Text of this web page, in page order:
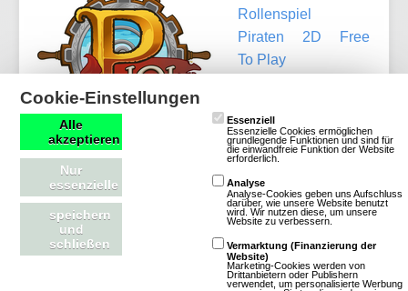
Rollenspiel
Piraten
2D
Free
To Play
Mehr über Pirate 101
Piratengame
Cookie-Einstellungen
Alle
akzeptieren
Nur
essenzielle
speichern
und
schließen
Essenziell
Essenzielle Cookies ermöglichen
grundlegende Funktionen und sind für
die einwandfreie Funktion der Website
erforderlich.
Analyse
Analyse-Cookies geben uns Aufschluss
darüber, wie unsere Website benutzt
wird. Wir nutzen diese, um unsere
Website zu verbessern.
Vermarktung (Finanzierung der
Website)
Marketing-Cookies werden von
Drittanbietern oder Publishern
verwendet, um personalisierte Werbung